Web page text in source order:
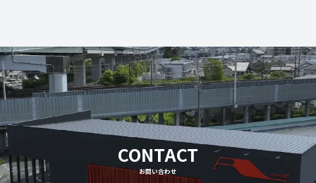
CONTACT
お問い合わせ